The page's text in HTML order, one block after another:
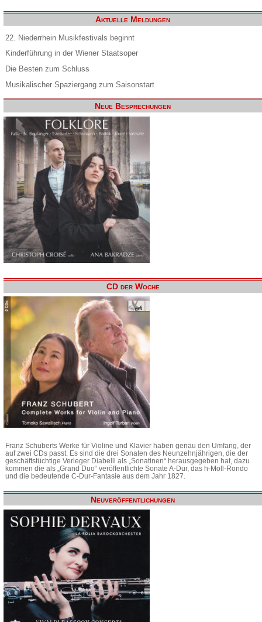
Aktuelle Meldungen
22. Niederrhein Musikfestivals beginnt
Kinderführung in der Wiener Staatsoper
Die Besten zum Schluss
Musikalischer Spaziergang zum Saisonstart
Neue Besprechungen
CD der Woche
Franz Schuberts Werke für Violine und Klavier haben genau den Umfang, der
auf zwei CDs passt. Es sind die drei Sonaten des Neunzehnjährigen, die der
geschäftstüchtige Verleger Diabelli als „Sonatinen“ herausgegeben hat, dazu
kommen die als „Grand Duo“ veröffentlichte Sonate A-Dur, das h-Moll-Rondo
und die bedeutende C-Dur-Fantasie aus dem Jahr 1827.
Neuveröffentlichungen